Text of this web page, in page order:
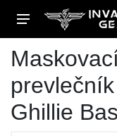
Ghillie